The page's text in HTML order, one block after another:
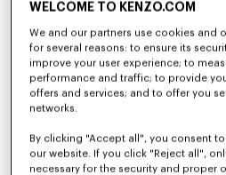
WELCOME TO KENZO.COM
We and our partners use cookies and
for several reasons: to ensure its
improve your user experience; to
performance and traffic; to provide
offers and services; and to offer you
networks.
By clicking "Accept all", you consent
our website. If you click "Reject all",
necessary for the security and proper